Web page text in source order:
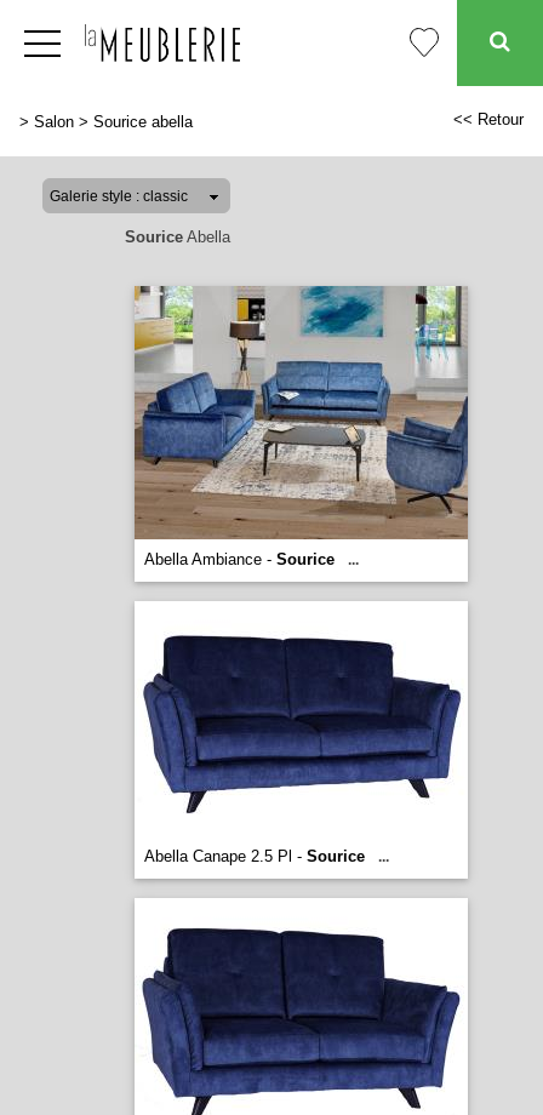
> Salon > Sourice abella << Retour
SouriceAbella
Abella Ambiance - Sourice ...
Abella Canape 2.5 Pl - Sourice ...